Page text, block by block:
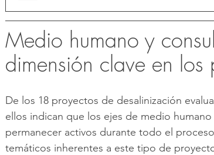
Medio humano y
dimensión clave en
De los 18 proyectos de desalinización
ellos indican que los ejes de medio
permanecer activos durante todo el
temáticos inherentes a este tipo de